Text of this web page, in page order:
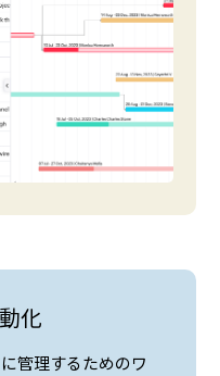
化
管理するためのワ